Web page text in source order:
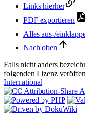
Links hierher
PDF exportieren
Alles aus-/
Nach oben
Falls nicht anders
folgenden Lizenz
International